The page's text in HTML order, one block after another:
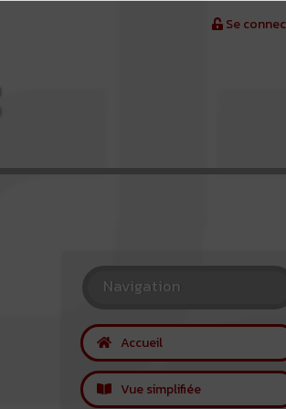
Se
Navigation
Accueil
Vue simplifiée